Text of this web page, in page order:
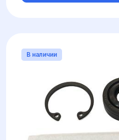
В наличии